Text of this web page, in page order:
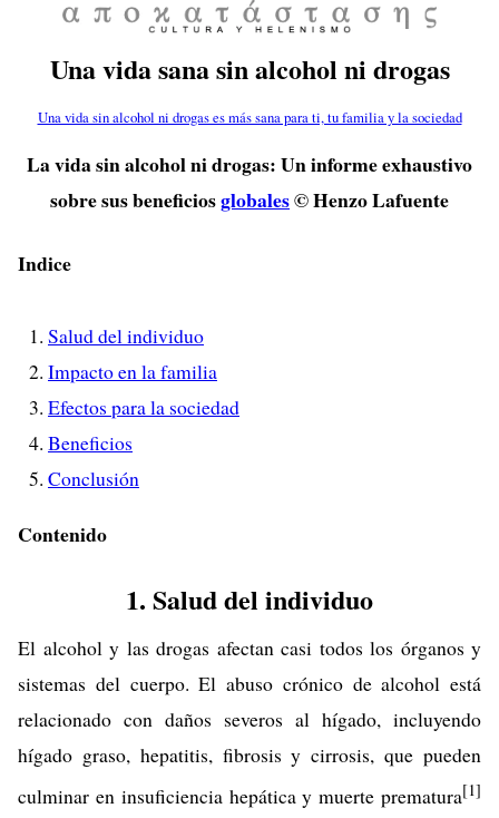
Una vida sana sin alcohol ni drogas
Una vida sin alcohol ni drogas es más sana para ti, tu familia y la sociedad
La vida sin alcohol ni drogas: Un informe exhaustivo
sobre sus beneficiosglobales© Henzo Lafuente
Indice
Salud del individuo
Impacto en la familia
Efectos para la sociedad
Beneficios
Conclusión
Contenido
1. Salud del individuo
El alcohol y las drogas afectan casi todos los órganos y
sistemas del cuerpo. El abuso crónico de alcohol está
relacionado con daños severos al hígado, incluyendo
hígado graso, hepatitis, fibrosis y cirrosis, que pueden
culminar en insuficiencia hepática y muerte prematura[1]